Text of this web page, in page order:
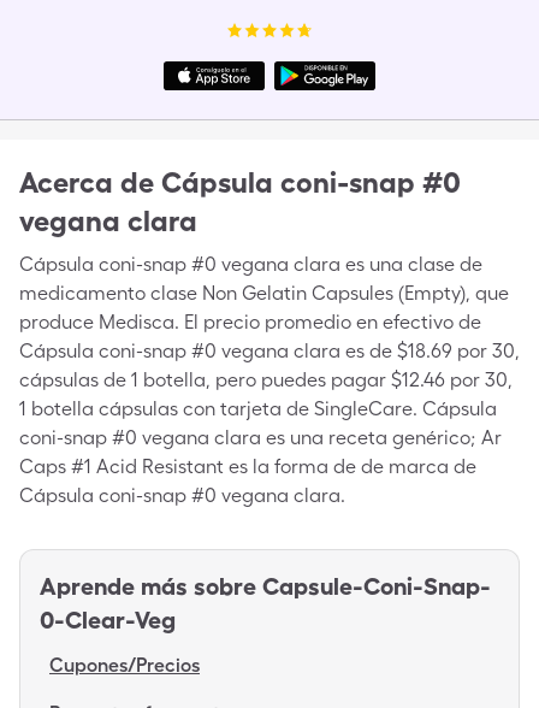
Acerca de Cápsula coni-snap #0
vegana clara
Cápsula coni-snap #0 vegana clara es una clase de
medicamento clase Non Gelatin Capsules (Empty), que
produce Medisca. El precio promedio en efectivo de
Cápsula coni-snap #0 vegana clara es de $18.69 por 30,
cápsulas de 1 botella, pero puedes pagar $12.46 por 30,
1 botella cápsulas con tarjeta de SingleCare. Cápsula
coni-snap #0 vegana clara es una receta genérico; Ar
Caps #1 Acid Resistant es la forma de de marca de
Cápsula coni-snap #0 vegana clara.
Aprende más sobre Capsule-Coni-Snap-
0-Clear-Veg
Cupones/Precios